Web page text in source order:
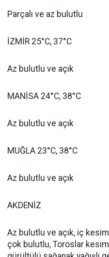
Parçalı ve az bulutlu
İZMİR 25°C, 37°C
Az bulutlu ve açık
MANİSA 24°C, 38°C
Az bulutlu ve açık
MUĞLA 23°C, 38°C
Az bulutlu ve açık
AKDENİZ
Az bulutlu ve açık, iç
çok bulutlu, Toroslar